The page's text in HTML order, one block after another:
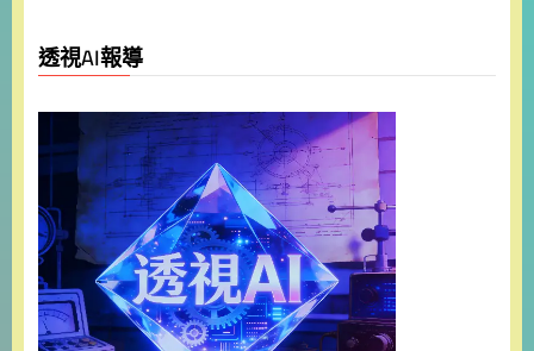
透視AI報導